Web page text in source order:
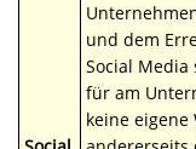
und dem
Social
für am
keine